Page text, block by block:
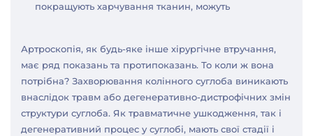
покращують харчування тканин, можуть
Артроскопія, як будь-яке інше хірургічне втручання,
має ряд показань та протипоказань. То коли ж вона
потрібна? Захворювання колінного суглоба виникають
внаслідок травм або дегенеративно-дистрофічних змін
структури суглоба. Як травматичне ушкодження, так і
дегенеративний процес у суглобі, мають свої стадії і